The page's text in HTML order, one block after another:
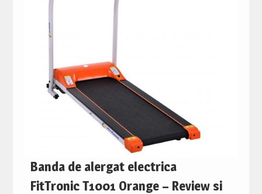
Banda de alergat electrica
FitTronic T1001 Orange – Review si